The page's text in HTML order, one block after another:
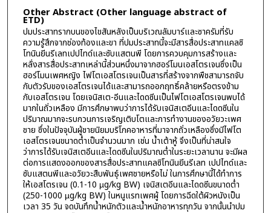
Other Abstract (Other language abstract of
ETD)
ปมประสาทรากบนของไขสันหลังเป็นบริเวณลัมบาร์และซาครัมที่รับ
ความรู้สึกจากช่องท้องและขา ที่ปมประสาทนี้จะมีสารสื่อประสาทแคลซิ
โทนินยีนรีเลทเปปไทด์และซับแสตนพี โดยการควบคุมการสร้างและ
หลั่งสารสื่อประสาทเหล่านี้ส่วนหนึ่งมาจากฮอร์โมนเอสโตรเจนซึ่งเป็น
ฮอร์โมนเพศหญิง ไฟโตเอสโตรเจนเป็นสารที่สร้างจากพืชสามารถจับ
กับตัวรับของเอสโตรเจนได้และสามารถออกฤทธิ์คล้ายหรือตรงข้าม
กับเอสโตรเจน โดยเจนิสเต-อีนและไดดซีนเป็นไฟโตเอสโตรเจนพบได้
มากในถั่วเหลือง มีการศึกษาพบว่าการได้รับเจนิสเตอีนและไดดซีนใน
ปริมาณมากจะรบกวนการเจริญเติบโตและการทำงานของอวัยวะเพศ
ชาย ซึ่งในปัจจุบันผู้ชายนิยมบริโภคอาหารที่มาจากถั่วเหลืองซึ่งมีไฟโต
เอสโตรเจนขนาดต่ำเป็นจำนวนมาก เช่น น้ำเต้าหู้ จึงเป็นที่น่าสนใจ
ว่าการได้รับเจนิสเตอีนและไดดซีนในปริมาณต่ำในระยะเวลานาน จะมีผล
ต่อการแสดงออกของสารสื่อประสาทแคลซิโทนินยีนรีเลท เปปไทด์และ
ซับแสตนพีและอวัยวะสืบพันธุ์เพศชายหรือไม่ ในการศึกษานี้ได้ทำการ
ให้เอสโตรเจน (0.1-10 µg/kg BW) เจนิสเตอีนและไดดซีนขนาดต่ำ
(250-1000 µg/kg BW) ในหนูแรทเพศผู้ โดยการฉีดใต้ผิวหนังเป็น
เวลา 35 วัน จดบันทึกน้ำหนักตัวและน้ำหนักอาหารทุกวัน จากนั้นนำปม